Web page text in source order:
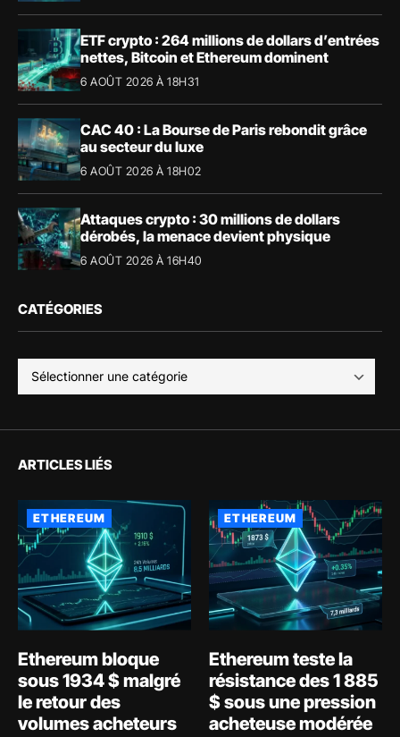
ETF crypto : 264 millions de dollars d’entrées
nettes, Bitcoin et Ethereum dominent
6 AOÛT 2026 À 18H31
CAC 40 : La Bourse de Paris rebondit grâce
au secteur du luxe
6 AOÛT 2026 À 18H02
Attaques crypto : 30 millions de dollars
dérobés, la menace devient physique
6 AOÛT 2026 À 16H40
CATÉGORIES
ARTICLES LIÉS
ETHEREUM
Ethereum bloque
sous 1934 $ malgré
le retour des
volumes acheteurs
ETHEREUM
Ethereum teste la
résistance des 1 885
$ sous une pression
acheteuse modérée